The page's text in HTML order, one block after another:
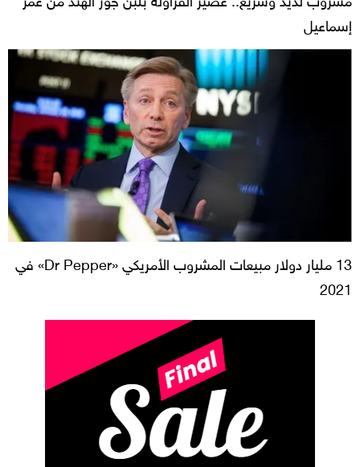
إسماعيل
13 مليار دولار مبيعات المشروب الأمريكي «Dr Pepper» في
2021